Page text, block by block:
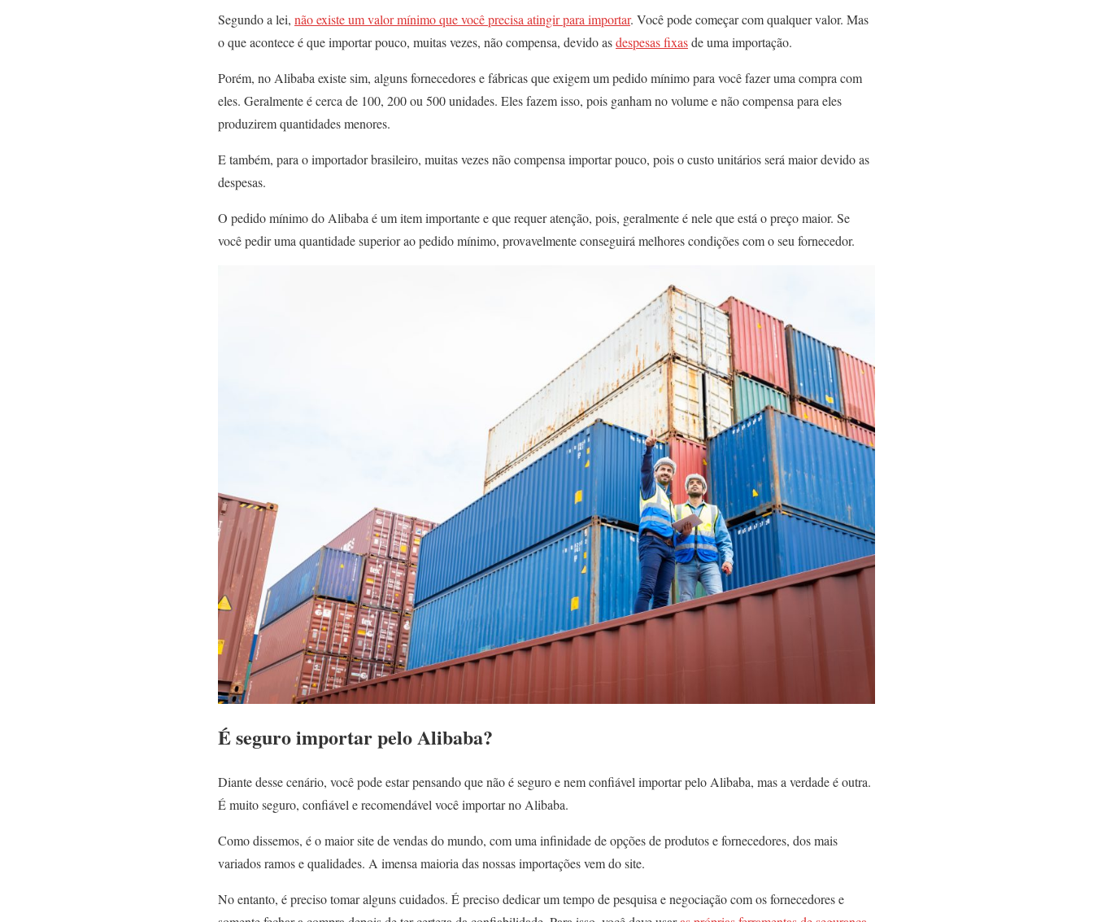
Segundo a lei, não existe um valor mínimo que você precisa atingir para importar. Você pode começar com qualquer valor. Mas
o que acontece é que importar pouco, muitas vezes, não compensa, devido asdespesas fixasde uma importação.
Porém, no Alibaba existe sim, alguns fornecedores e fábricas que exigem um pedido mínimo para você fazer uma compra com
eles. Geralmente é cerca de 100, 200 ou 500 unidades. Eles fazem isso, pois ganham no volume e não compensa para eles
produzirem quantidades menores.
E também, para o importador brasileiro, muitas vezes não compensa importar pouco, pois o custo unitários será maior devido as
despesas.
O pedido mínimo do Alibaba é um item importante e que requer atenção, pois, geralmente é nele que está o preço maior. Se
você pedir uma quantidade superior ao pedido mínimo, provavelmente conseguirá melhores condições com o seu fornecedor.
É seguro importar pelo Alibaba?
Diante desse cenário, você pode estar pensando que não é seguro e nem confiável importar pelo Alibaba, mas a verdade é outra.
É muito seguro, confiável e recomendável você importar no Alibaba.
Como dissemos, é o maior site de vendas do mundo, com uma infinidade de opções de produtos e fornecedores, dos mais
variados ramos e qualidades. A imensa maioria das nossas importações vem do site.
No entanto, é preciso tomar alguns cuidados. É preciso dedicar um tempo de pesquisa e negociação com os fornecedores e